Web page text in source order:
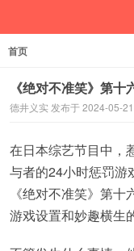
首页
《绝对不准笑》第
德井义实 发布于 2024-05-21
在日本综艺节目中，
与者的24小时惩罚游
《绝对不准笑》第
游戏设置和妙趣横生